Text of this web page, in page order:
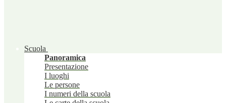
Scuola
Panoramica
Presentazione
I luoghi
Le persone
I numeri della scuola